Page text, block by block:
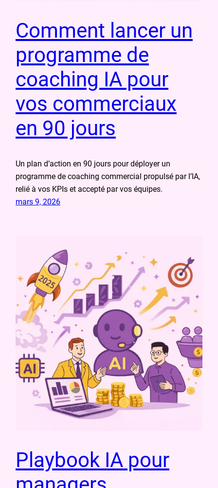
Comment lancer un
programme de
coaching IA pour
vos commerciaux
en 90 jours
Un plan d’action en 90 jours pour déployer un
programme de coaching commercial propulsé par l’IA,
relié à vos KPIs et accepté par vos équipes.
mars 9, 2026
Playbook IA pour